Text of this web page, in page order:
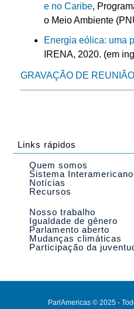
e no Caribe,
o Meio Ambiente
Energia eólica: uma
IRENA, 2020. (em
GRAVAÇÃO DE REUNIÃO
Links rápidos
Quem somos
Sistema Interamericano
Notícias
Recursos
Nosso trabalho
Igualdade de gênero
Parlamento aberto
Mudanças climáticas
Participação da
ParlAmericas © 2025 -